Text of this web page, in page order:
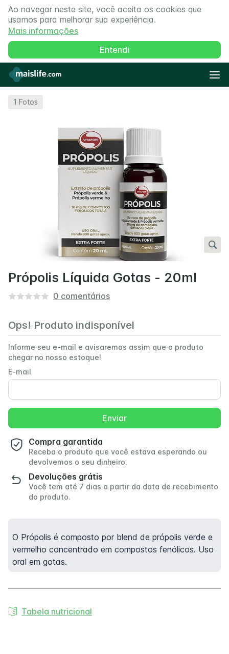
Ao navegar neste site, você aceita os cookies que
usamos para melhorar sua experiência.
Mais informações
Entendi
1 Fotos
Própolis Líquida Gotas - 20ml
0 comentários
Ops! Produto indisponível
Informe seu e-mail e avisaremos assim que o produto
chegar no nosso estoque!
E-mail
Enviar
Compra garantida
Receba o produto que você estava esperando ou
devolvemos o seu dinheiro.
Devoluções grátis
Você tem até 7 dias a partir da data de recebimento
do produto.
O Própolis é composto por blend de própolis verde e
vermelho concentrado em compostos fenólicos. Uso
oral em gotas.
Tabela nutricional